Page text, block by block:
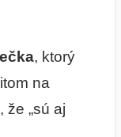
, ktorý
na
„sú aj